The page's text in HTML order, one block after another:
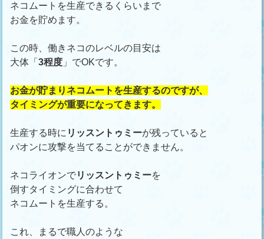
ネコムートを生産できるくらいまで
お金を貯めます。
この時、働きネコのレベルの目安は
大体「3程度 」でOKです。
お金が貯まりネコムートを生産するのですが、
タイミングが重要になってきます。
生産する時に リッスントゥミーが残っていると
パオンに攻撃を当てることができません。
ネコライオンでリッスントゥミーを
倒すタイミングに合わせて
ネコムートを生産する。
これ、まるで職人のような